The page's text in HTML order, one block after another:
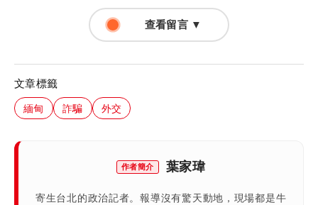
查看留言 ▼
文章標籤
緬甸 詐騙 外交
作者簡介 葉家瑋
寄生台北的政治記者。報導沒有驚天動地，現場都是牛